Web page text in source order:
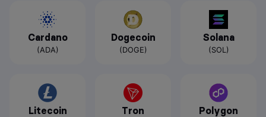
Cardano
(ADA)
Dogecoin
(DOGE)
Solana
(SOL)
Litecoin Tron Polygon